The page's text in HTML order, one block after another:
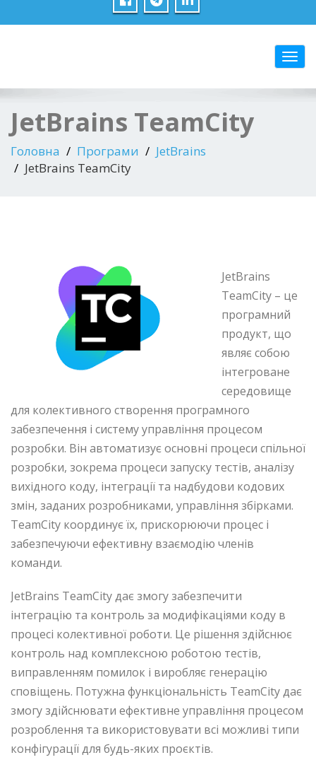
JetBrains TeamCity
Головна Програми
JetBrains
JetBrains TeamCity
JetBrains
TeamCity – це
програмний
продукт, що
являє собою
інтегроване
середовище
для колективного створення програмного
забезпечення і систему управління процесом
розробки. Він автоматизує основні процеси спільної
розробки, зокрема процеси запуску тестів, аналізу
вихідного коду, інтеграції та надбудови кодових
змін, заданих розробниками, управління збірками.
TeamCity координує їх, прискорюючи процес і
забезпечуючи ефективну взаємодію членів
команди.
JetBrains TeamCity дає змогу забезпечити
інтеграцію та контроль за модифікаціями коду в
процесі колективної роботи. Це рішення здійснює
контроль над комплексною роботою тестів,
виправленням помилок і виробляє генерацію
сповіщень. Потужна функціональність TeamCity дає
змогу здійснювати ефективне управління процесом
розроблення та використовувати всі можливі типи
конфігурації для будь-яких проєктів.